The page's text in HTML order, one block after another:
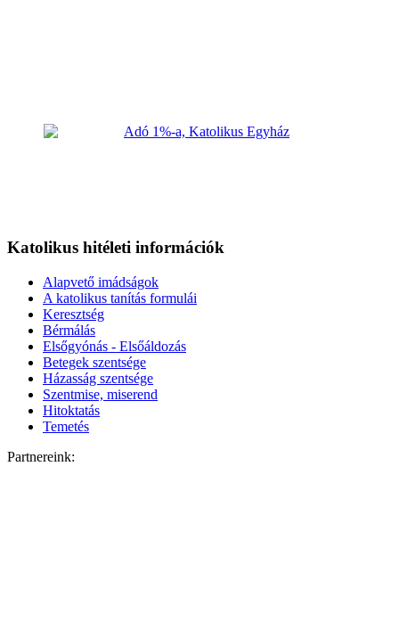
Katolikus hitéleti információk
Alapvető imádságok
A katolikus tanítás formulái
Keresztség
Bérmálás
Elsőgyónás - Elsőáldozás
Betegek szentsége
Házasság szentsége
Szentmise, miserend
Hitoktatás
Temetés
Partnereink: